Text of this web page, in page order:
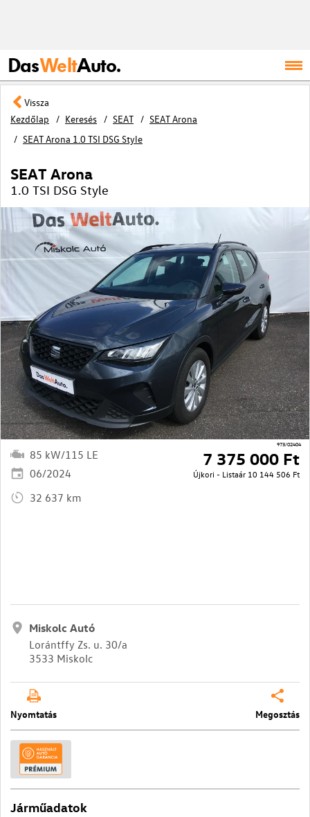
DasWeltAuto.
Vissza
Kezdőlap
Keresés SEAT
SEAT Arona
SEAT Arona 1.0 TSI DSG Style
973/02404
SEAT Arona
1.0 TSI DSG Style
85 kW/115 LE
06/2024
32 637 km
7 375 000 Ft
Újkori - Listaár 10 144 506 Ft
Miskolc Autó
Lorántffy Zs. u. 30/a
3533 Miskolc
Nyomtatás Megosztás
Járműadatok